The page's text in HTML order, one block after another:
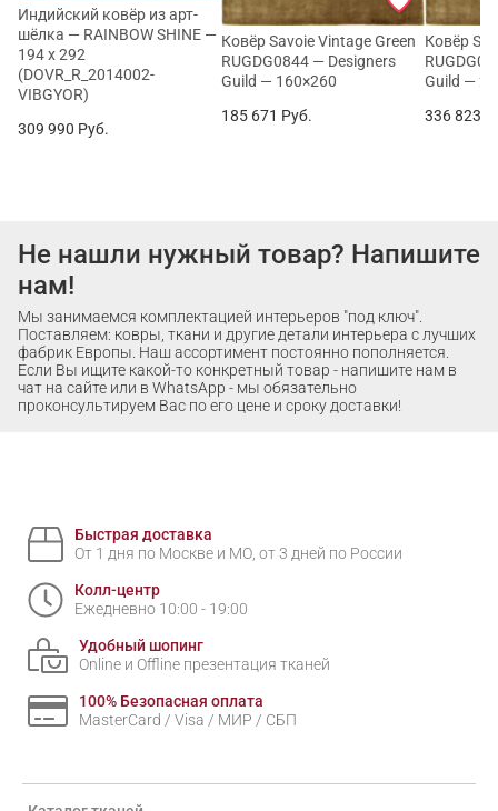
Индийский ковёр из арт-
шёлка — RAINBOW SHINE —
194 x 292
(DOVR_R_2014002-
VIBGYOR)
309 990 Руб.
Ковёр Savoie Vintage Green
RUGDG0844 — Designers
Guild — 160×260
185 671 Руб.
Ковёр
Guild —
336 823
Не нашли нужный товар? Напишите
нам!
Мы занимаемся комплектацией интерьеров "под ключ".
Поставляем: ковры, ткани и другие детали интерьера с лучших
фабрик Европы. Наш ассортимент постоянно пополняется.
Если Вы ищите какой-то конкретный товар - напишите нам в
чат на сайте или в WhatsApp - мы обязательно
проконсультируем Вас по его цене и сроку доставки!
Быстрая доставка
От 1 дня по Москве и МО, от 3 дней по России
Колл-центр
Ежедневно 10:00 - 19:00
Удобный шопинг
Online и Offline презентация тканей
100% Безопасная оплата
MasterCard / Visa / МИР / СБП